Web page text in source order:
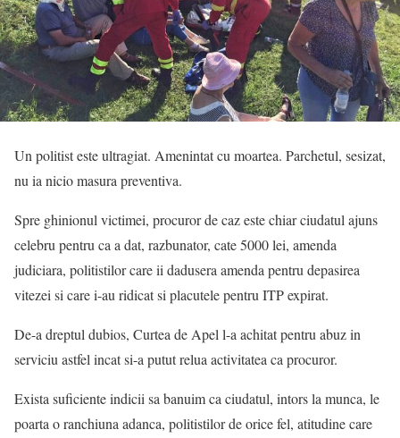
Un politist este ultragiat. Amenintat cu moartea. Parchetul, sesizat,
nu ia nicio masura preventiva.
Spre ghinionul victimei, procuror de caz este chiar ciudatul ajuns
celebru pentru ca a dat, razbunator, cate 5000 lei, amenda
judiciara, politistilor care ii dadusera amenda pentru depasirea
vitezei si care i-au ridicat si placutele pentru ITP expirat.
De-a dreptul dubios, Curtea de Apel l-a achitat pentru abuz in
serviciu astfel incat si-a putut relua activitatea ca procuror.
Exista suficiente indicii sa banuim ca ciudatul, intors la munca, le
poarta o ranchiuna adanca, politistilor de orice fel, atitudine care